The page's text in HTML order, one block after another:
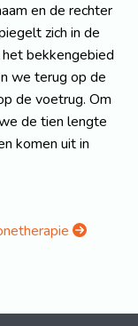
en de rechter
zich in de
bekkengebied
we terug op de
de voetrug. Om
de tien lengte
komen uit in